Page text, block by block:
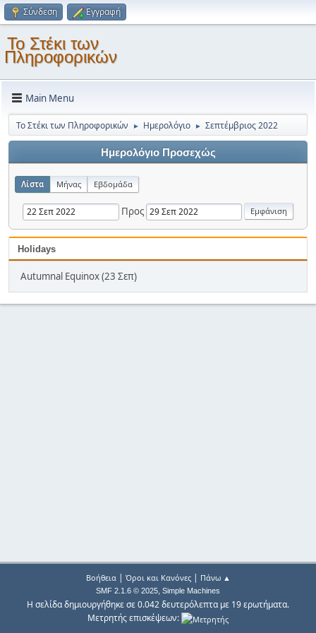
Σύνδεση Εγγραφή
Το Στέκι των
Πληροφορικών
Main Menu
Το Στέκι των Πληροφορικών ► Ημερολόγιο ► Σεπτέμβριος 2022
Ημερολόγιο Προσεχώς
Λίστα Μήνας Εβδομάδα
Προς
Holidays
Autumnal Equinox (23 Σεπ)
Βοήθεια| Όροι και Κανόνες| Πάνω ▲
SMF 2.1.6 © 2025, Simple Machines
Η σελίδα δημιουργήθηκε σε 0.042 δευτερόλεπτα με 19 ερωτήματα.
Μετρητής επισκέψεων: